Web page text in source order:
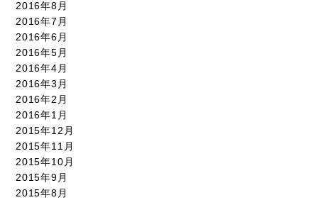
2016年8月
2016年7月
2016年6月
2016年5月
2016年4月
2016年3月
2016年2月
2016年1月
2015年12月
2015年11月
2015年10月
2015年9月
2015年8月